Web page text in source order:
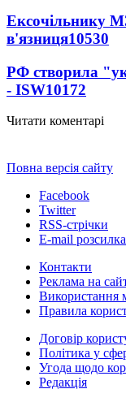
Ексочільнику
в'язниця10530
РФ створила
- ISW10172
Читати коментарі
Повна версія сайту
Facebook
Twitter
RSS-стрічки
E-mail розсилка
Контакти
Реклама на
Використання
Правила
Договір
Політика у
Угода щодо
Редакція